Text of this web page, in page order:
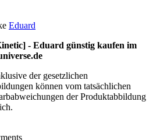
Eduard
- Eduard günstig kaufen im
der gesetzlichen
können vom tatsächlichen
der Produktabbildung